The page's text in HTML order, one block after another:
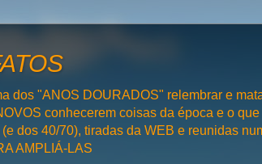
dos "ANOS DOURADOS" relembrar e
conhecerem coisas da época e o
dos 40/70), tiradas da WEB e reunidas
AMPLIÁ-LAS